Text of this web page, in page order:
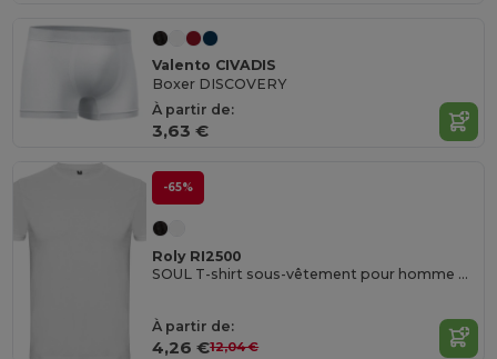
Valento CIVADIS
Boxer DISCOVERY
À partir de:
3,63 €
-65%
Roly RI2500
SOUL T-shirt sous-vêtement pour homme manches courtes et col rond en côte 1x1
À partir de:
4,26 €12,04 €